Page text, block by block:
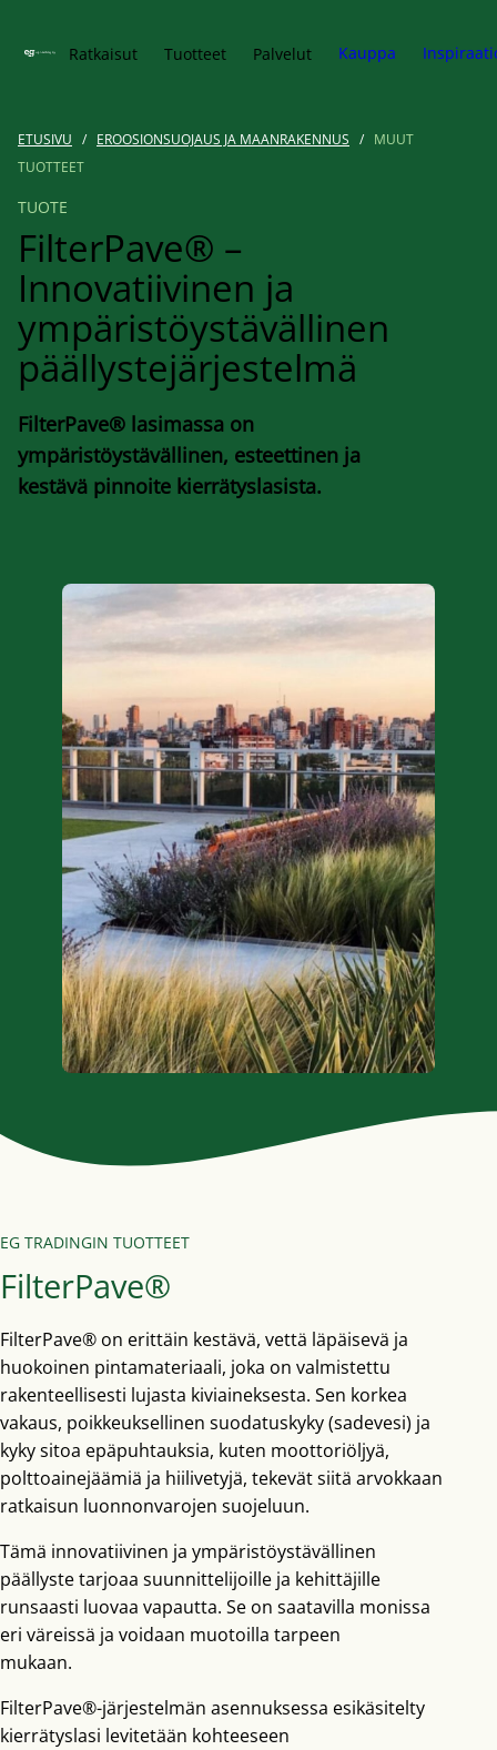
Ratkaisut Tuotteet Palvelut Kauppa
ETUSIVU / EROOSIONSUOJAUS JA MAANRAKENNUS / MUUT
TUOTTEET
TUOTE
FilterPave® –
Innovatiivinen ja
ympäristöystävällinen
päällystejärjestelmä
FilterPave® lasimassa on
ympäristöystävällinen, esteettinen ja
kestävä pinnoite kierrätyslasista.
EG TRADINGIN TUOTTEET
FilterPave®
FilterPave® on erittäin kestävä, vettä läpäisevä ja
huokoinen pintamateriaali, joka on valmistettu
rakenteellisesti lujasta kiviaineksesta. Sen korkea
vakaus, poikkeuksellinen suodatuskyky (sadevesi) ja
kyky sitoa epäpuhtauksia, kuten moottoriöljyä,
polttoainejäämiä ja hiilivetyjä, tekevät siitä arvokkaan
ratkaisun luonnonvarojen suojeluun.
Tämä innovatiivinen ja ympäristöystävällinen
päällyste tarjoaa suunnittelijoille ja kehittäjille
runsaasti luovaa vapautta. Se on saatavilla monissa
eri väreissä ja voidaan muotoilla tarpeen
mukaan.
FilterPave®-järjestelmän asennuksessa esikäsitelty
kierrätyslasi levitetään kohteeseen